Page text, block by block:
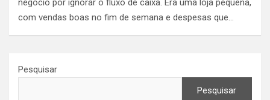
negócio por ignorar o fluxo de caixa. Era uma loja pequena,
com vendas boas no fim de semana e despesas que…
Pesquisar
Pesquisar